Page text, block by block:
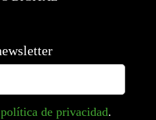
política de privacidad.